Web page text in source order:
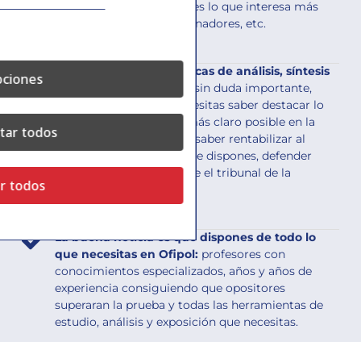
probable que caiga, qué es lo que interesa más
últimamente a los examinadores, etc.
Necesitas conocer técnicas de análisis, síntesis
aunque es sin duda importante,
“empollar” no basta. Necesitas saber destacar lo
más importante, ser lo más claro posible en la
exposición de tu trabajo, saber rentabilizar al
máximo el tiempo del que dispones, defender
bien tu caso práctico ante el tribunal de la
La buena noticia es que dispones de todo lo
que necesitas en Ofipol: profesores con
conocimientos especializados, años y años de
experiencia consiguiendo que opositores
superaran la prueba y todas las herramientas de
estudio, análisis y exposición que necesitas.
todos
todos